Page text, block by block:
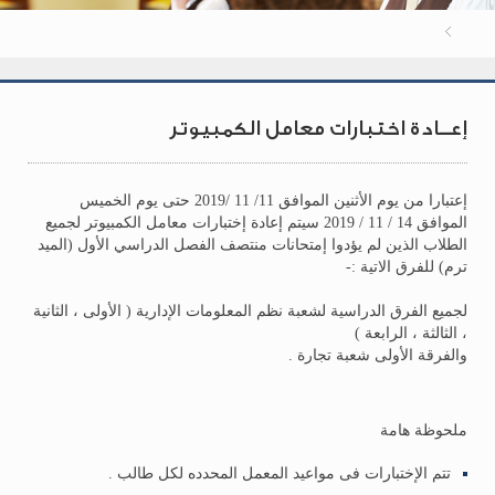
إعــادة اختبارات معامل الكمبيوتر
إعتبارا من يوم الأثنين الموافق 11/ 11 /2019 حتى يوم الخميس
الموافق 14 / 11 / 2019 سيتم إعادة إختبارات معامل الكمبيوتر لجميع
الطلاب الذين لم يؤدوا إمتحانات منتصف الفصل الدراسي الأول (الميد
ترم) للفرق الاتية :-
لجميع الفرق الدراسية لشعبة نظم المعلومات الإدارية ( الأولى ، الثانية
، الثالثة ، الرابعة )
والفرقة الأولى شعبة تجارة .
ملحوظة هامة
تتم الإختبارات فى مواعيد المعمل المحدده لكل طالب .